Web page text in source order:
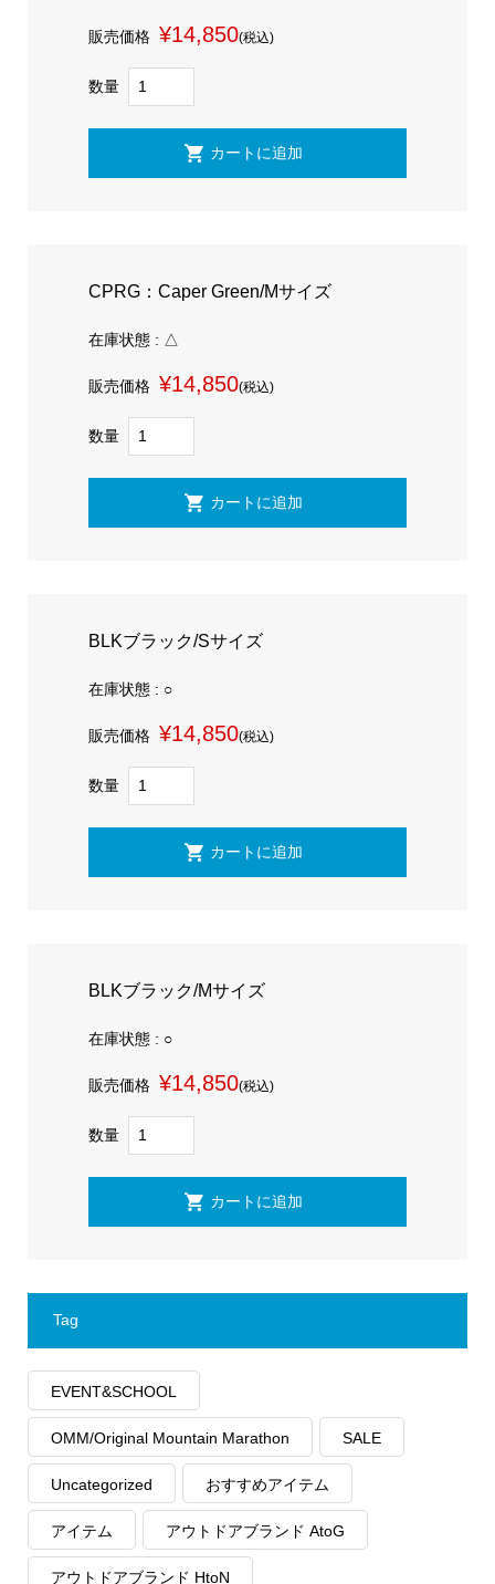
販売価格 ¥14,850(税込)
数量
CPRG：Caper Green/Mサイズ
在庫状態 : △
販売価格 ¥14,850(税込)
数量
BLKブラック/Sサイズ
在庫状態 : ○
販売価格 ¥14,850(税込)
数量
BLKブラック/Mサイズ
在庫状態 : ○
販売価格 ¥14,850(税込)
数量
Tag
EVENT&SCHOOL
OMM/Original Mountain Marathon SALE
Uncategorized おすすめアイテム
アイテム アウトドアブランド AtoG
アウトドアブランド HtoN